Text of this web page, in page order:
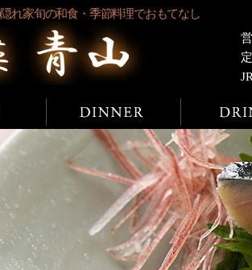
れ家旬の和食・季節料理でおもてなし
ホーム ディナー